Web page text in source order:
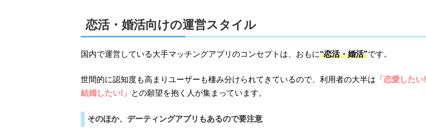
恋活・婚活向けの運営スタイル
国内で運営している大手マッチングアプリのコンセプトは、おもに“恋活・婚活”です。
世間的に認知度も高まりユーザーも棲み分けられてきているので、利用者の大半は 「恋愛したい!
結婚したい!」
との願望を抱く人が集まっています。
そのほか、デーティングアプリもあるので要注意